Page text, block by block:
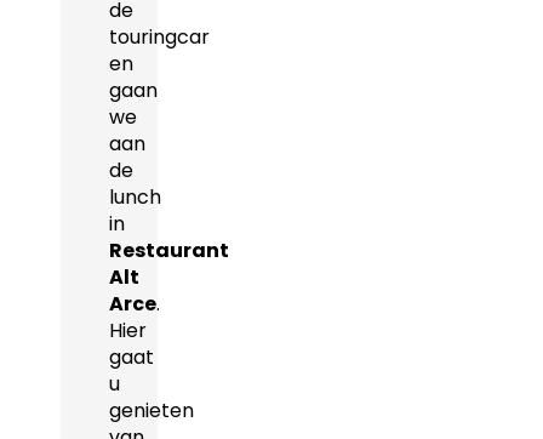
de
touringcar
en
gaan
we
aan
de
lunch
in
Restaurant
Alt
Arce.
Hier
gaat
u
genieten